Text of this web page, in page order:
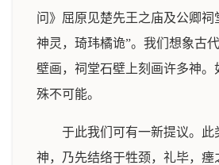
问》屈原见楚先王之庙及公卿祠
神灵，琦玮橘诡”。我们想象古
壁画，祠堂石壁上刻画许多神。
殊不可能。
于此我们可有一新提议。此
神，乃先结络于牲颈，礼毕，瘗